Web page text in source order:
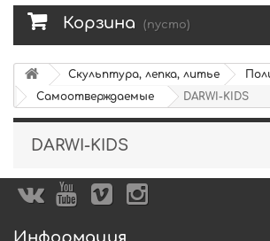
Корзина (пусто)
Скульптура, лепка, литье
Самоотверждаемые
DARWI-KIDS
DARWI-KIDS
Информация